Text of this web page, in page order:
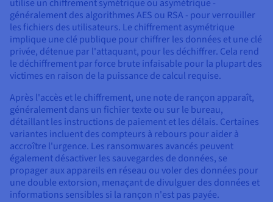
utilise un chiffrement symétrique ou asymétrique -
généralement des algorithmes AES ou RSA - pour verrouiller
les fichiers des utilisateurs. Le chiffrement asymétrique
implique une clé publique pour chiffrer les données et une clé
privée, détenue par l'attaquant, pour les déchiffrer. Cela rend
le déchiffrement par force brute infaisable pour la plupart des
victimes en raison de la puissance de calcul requise.
Après l'accès et le chiffrement, une note de rançon apparaît,
généralement dans un fichier texte ou sur le bureau,
détaillant les instructions de paiement et les délais. Certaines
variantes incluent des compteurs à rebours pour aider à
accroître l'urgence. Les ransomwares avancés peuvent
également désactiver les sauvegardes de données, se
propager aux appareils en réseau ou voler des données pour
une double extorsion, menaçant de divulguer des données et
informations sensibles si la rançon n'est pas payée.